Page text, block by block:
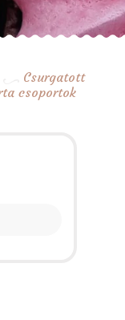
Csurgatott
csoportok